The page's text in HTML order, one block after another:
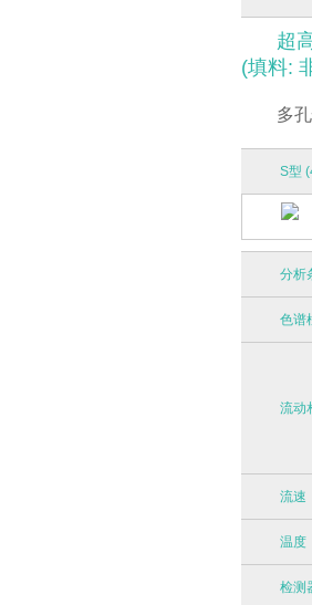
超
(填料:
多
S型
分析
色谱
流动
流速
温度
检测